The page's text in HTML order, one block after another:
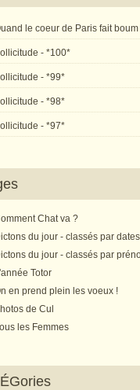
le coeur de Paris fait boum
- *100*
- *99*
- *98*
- *97*
Chat va ?
du jour - classés par dates
du jour - classés par
Totor
en prend plein les voeux !
de Cul
les Femmes